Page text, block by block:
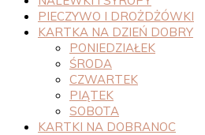
PIECZYWO I DROŻDŻÓWKI
KARTKA NA DZIEŃ DOBRY
PONIEDZIAŁEK
ŚRODA
CZWARTEK
PIĄTEK
SOBOTA
KARTKI NA DOBRANOC